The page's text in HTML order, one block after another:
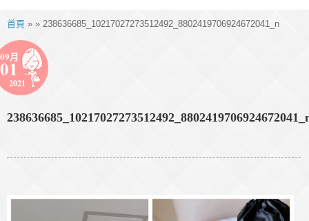
首頁 » » 238636685_10217027273512492_8802419706924672041_n
09月
01
2021